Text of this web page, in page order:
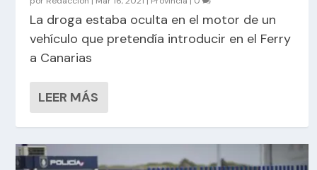
La droga estaba oculta en el motor de un
vehículo que pretendía introducir en el Ferry
a Canarias
LEER MÁS